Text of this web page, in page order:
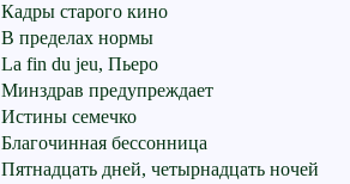
Кадры старого кино
В пределах нормы
La fin du jeu, Пьеро
Минздрав предупреждает
Истины семечко
Благочинная бессонница
Пятнадцать дней, четырнадцать ночей